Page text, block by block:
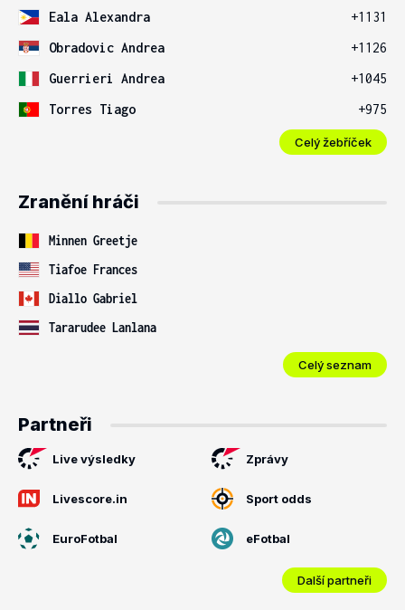
Eala Alexandra
+1131
Obradovic Andrea
+1126
Guerrieri Andrea
+1045
Torres Tiago
+975
Celý žebříček
Zranění hráči
Minnen Greetje
Tiafoe Frances
Diallo Gabriel
Tararudee Lanlana
Celý seznam
Partneři
Live výsledky Zprávy
Livescore.in Sport odds
EuroFotbal eFotbal
Další partneři